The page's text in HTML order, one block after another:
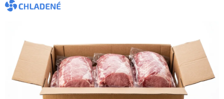
CHLADENÉ